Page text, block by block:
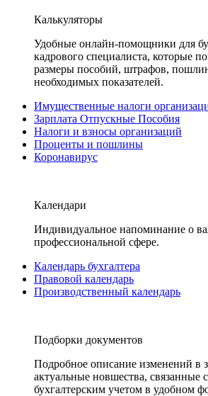
Калькуляторы
Удобные онлайн-помощники для
кадрового специалиста, которые
размеры пособий, штрафов,
необходимых показателей.
Имущественные налоги
Зарплата Отпускные Пособия
Налоги и взносы организаций
Проценты и пошлины
Коронавирус
Календари
Индивидуальное напоминание о
профессиональной сфере.
Календарь бухгалтера
Правовой календарь
Производственный календарь
Подборки документов
Подробное описание изменений в
актуальные новшества, связанные
бухгалтерским учетом в удобном